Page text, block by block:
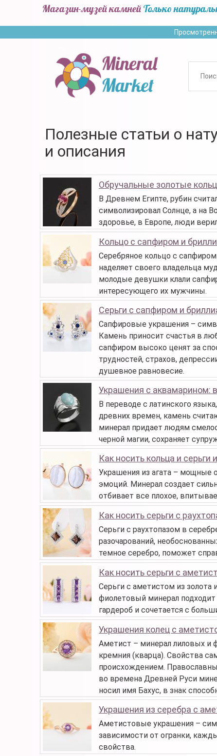
Магазин-музей камней Только
Полезные статьи о
и описания
Обручальные золотые
В Древнем Египте, рубин
символизировал Солнце, а на
здоровье, в Европе, люди
Кольцо с сапфиром и
Серебряное кольцо с
наделяет своего владельца
молодые девушки клали
интересующего их мужчины.
Серьги с сапфиром и
Сапфировые украшения –
Камень приносит счастья в
сапфиром высоко ценят за
трудностей, страхов,
душевное равновесие.
Украшения с аквамарином:
В переводе с латинского
древних времен, камень
минерал придает людям
черной магии, сохраняет
Как носить кольца и серьги
Украшения из агата – мощные
эмоций. Минерал создает
отбивает все плохое,
Как носить серьги с
Серьги с раухтопазом в
разочарований,
темное серебро, поможет
Как носить серьги с
Серьги с аметистом из золота
фиолетовый минерал
гардероб и сочетается с
Украшения колец с
Аметист – минерал лиловых и
кремния (кварца). Свойства
происхождением.
во времена Древней Руси
носил имя Бахус, в знак
Украшения из серебра с
Аметистовые украшения –
зависимости от огранки,
свойства.